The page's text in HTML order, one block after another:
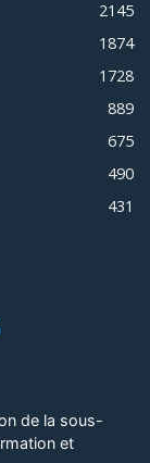
2145
1874
1728
889
675
490
431
de la sous-
et